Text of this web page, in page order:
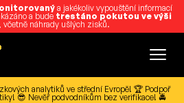
a jakékoliv vypouštění informací
a bude trestáno pokutou ve výši
včetně náhrady ušlých zisků.
analytiků ve střední Evropě! 🏆 Podpoř
😎 Nevěř podvodníkům bez verifikace! 🚔